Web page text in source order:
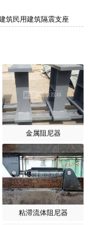
筑民用建筑隔震支座
金属阻尼器
粘滞流体阻尼器